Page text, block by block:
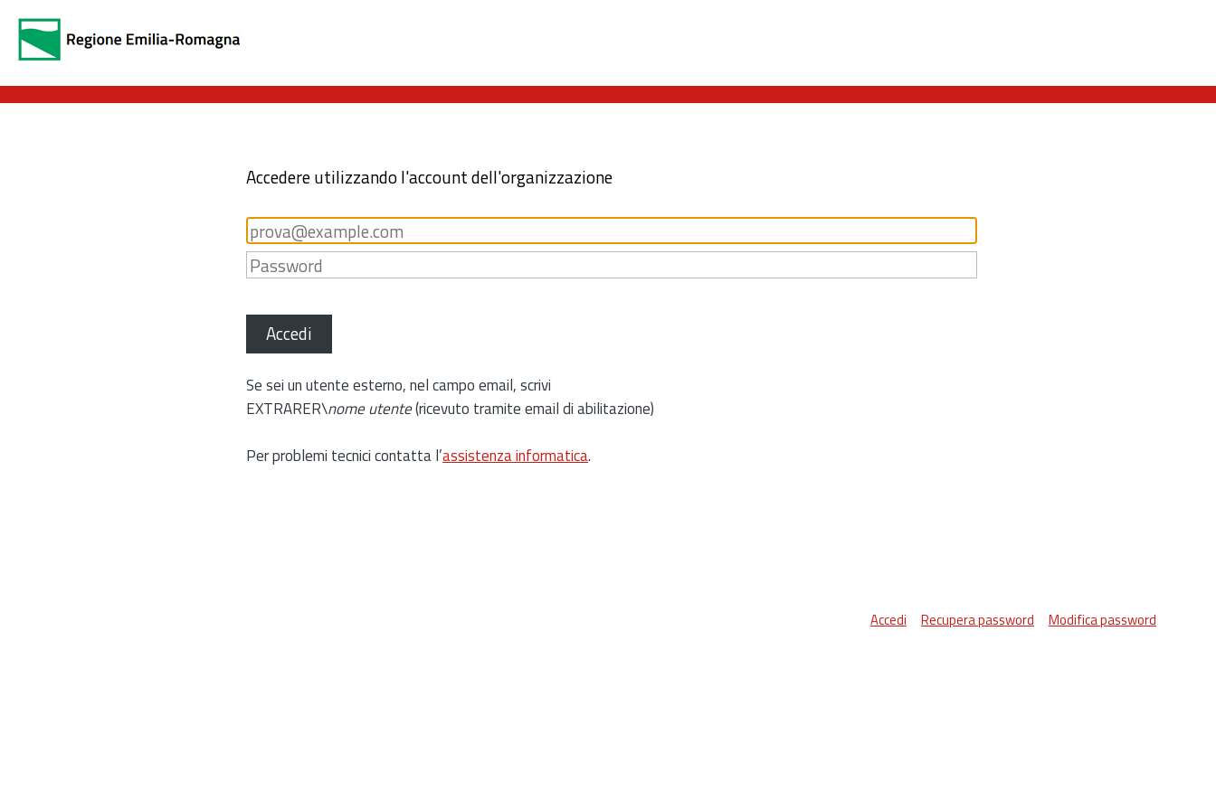
Accedere utilizzando l'account dell'organizzazione
Accedi
Se sei un utente esterno, nel campo email, scrivi
EXTRARER\nome utente(ricevuto tramite email di abilitazione)
Per problemi tecnici contatta l’assistenza informatica.
Accedi Recupera password Modifica password